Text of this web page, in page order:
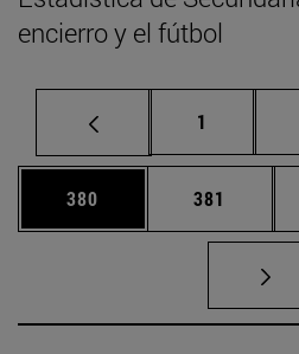
encierro y el fútbol
Página
1
Página
380 Página
381